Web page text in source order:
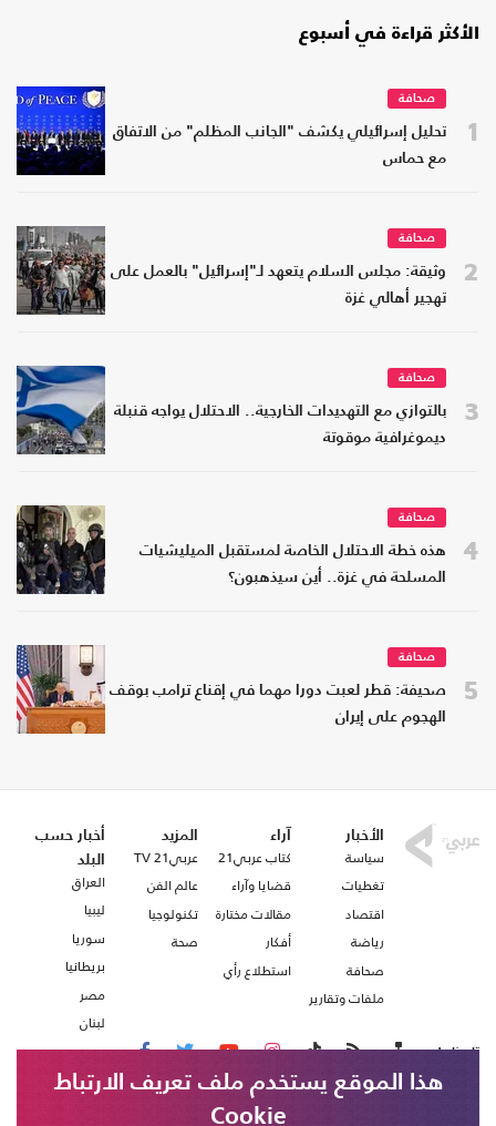
الأكثر قراءة في أسبوع
1
صحافة
تحليل إسرائيلي يكشف "الجانب المظلم" من الاتفاق
مع حماس
2
صحافة
وثيقة: مجلس السلام يتعهد لـ"إسرائيل" بالعمل على
تهجير أهالي غزة
3
صحافة
بالتوازي مع التهديدات الخارجية.. الاحتلال يواجه قنبلة
ديموغرافية موقوتة
4
صحافة
هذه خطة الاحتلال الخاصة لمستقبل الميليشيات
المسلحة في غزة.. أين سيذهبون؟
5
صحافة
صحيفة: قطر لعبت دورا مهما في إقناع ترامب بوقف
الهجوم على إيران
الأخبار
سياسة
تغطيات
اقتصاد
رياضة
صحافة
ملفات وتقارير
آراء
كتاب عربي21
قضايا وآراء
مقالات مختارة
أفكار
استطلاع رأي
المزيد
عربي21 TV
عالم الفن
تكنولوجيا
صحة
أخبار حسب
البلد
العراق
ليبيا
سوريا
بريطانيا
مصر
لبنان
تابعنا على
هذا الموقع يستخدم ملف تعريف الارتباط
Cookie